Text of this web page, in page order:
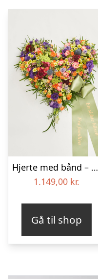
Hjerte med bånd – Floristens kreative valg
1.149,00 kr.
Gå til shop